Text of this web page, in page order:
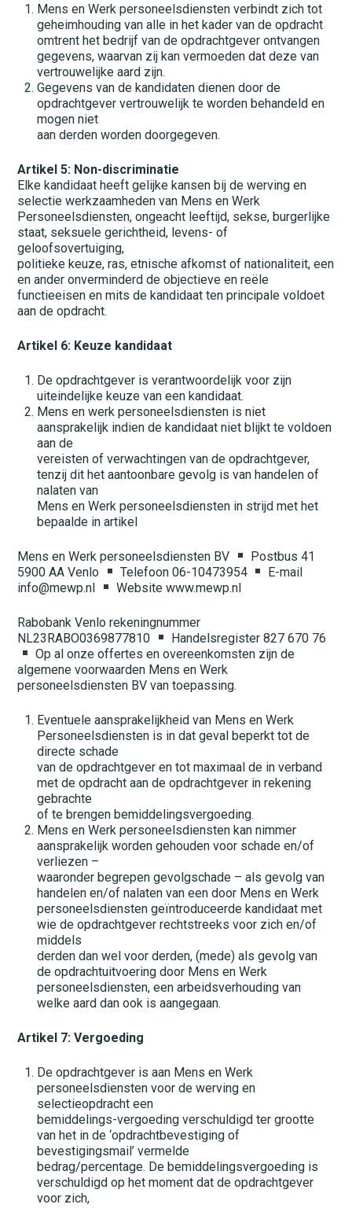
Home
Mens en Werk personeelsdiensten verbindt zich tot
geheimhouding van alle in het kader van de opdracht
omtrent het bedrijf van de opdrachtgever ontvangen
gegevens, waarvan zij kan vermoeden dat deze van
vertrouwelijke aard zijn.
Gegevens van de kandidaten dienen door de
opdrachtgever vertrouwelijk te worden behandeld en
mogen niet
aan derden worden doorgegeven.
Artikel 5: Non-discriminatie
Elke kandidaat heeft gelijke kansen bij de werving en
selectie werkzaamheden van Mens en Werk
Personeelsdiensten, ongeacht leeftijd, sekse, burgerlijke
staat, seksuele gerichtheid, levens- of
geloofsovertuiging,
politieke keuze, ras, etnische afkomst of nationaliteit, een
en ander onverminderd de objectieve en reële
functieeisen en mits de kandidaat ten principale voldoet
aan de opdracht.
Artikel 6: Keuze kandidaat
De opdrachtgever is verantwoordelijk voor zijn
uiteindelijke keuze van een kandidaat.
Mens en werk personeelsdiensten is niet
aansprakelijk indien de kandidaat niet blijkt te voldoen
aan de
vereisten of verwachtingen van de opdrachtgever,
tenzij dit het aantoonbare gevolg is van handelen of
nalaten van
Mens en Werk personeelsdiensten in strijd met het
bepaalde in artikel
Mens en Werk personeelsdiensten BV
Postbus 41
5900 AA Venlo
Telefoon 06-10473954
E-mail
info@mewp.nl
Website www.mewp.nl
Rabobank Venlo rekeningnummer
NL23RABO0369877810
Handelsregister 827 670 76
Op al onze offertes en overeenkomsten zijn de
algemene voorwaarden Mens en Werk
personeelsdiensten BV van toepassing.
Eventuele aansprakelijkheid van Mens en Werk
Personeelsdiensten is in dat geval beperkt tot de
directe schade
van de opdrachtgever en tot maximaal de in verband
met de opdracht aan de opdrachtgever in rekening
gebrachte
of te brengen bemiddelingsvergoeding.
Mens en Werk personeelsdiensten kan nimmer
aansprakelijk worden gehouden voor schade en/of
verliezen –
waaronder begrepen gevolgschade – als gevolg van
handelen en/of nalaten van een door Mens en Werk
personeelsdiensten geïntroduceerde kandidaat met
wie de opdrachtgever rechtstreeks voor zich en/of
middels
derden dan wel voor derden, (mede) als gevolg van
de opdrachtuitvoering door Mens en Werk
personeelsdiensten, een arbeidsverhouding van
welke aard dan ook is aangegaan.
Artikel 7: Vergoeding
De opdrachtgever is aan Mens en Werk
personeelsdiensten voor de werving en
selectieopdracht een
bemiddelings-vergoeding verschuldigd ter grootte
van het in de ‘opdrachtbevestiging of
bevestigingsmail’ vermelde
bedrag/percentage. De bemiddelingsvergoeding is
verschuldigd op het moment dat de opdrachtgever
voor zich,